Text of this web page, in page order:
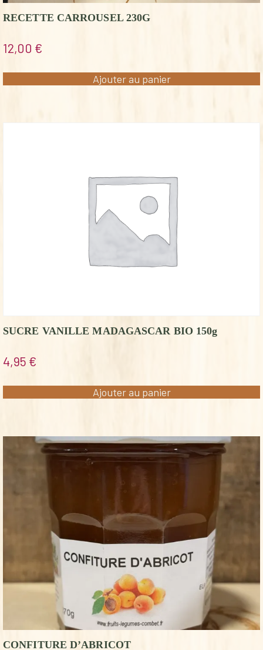
RECETTE CARROUSEL 230G
12,00 €
Ajouter au panier
SUCRE VANILLE MADAGASCAR BIO 150g
4,95 €
Ajouter au panier
CONFITURE D’ABRICOT